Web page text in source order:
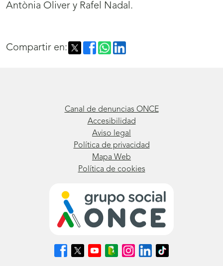
Antònia Oliver y Rafel Nadal.
Compartir en:
Canal de denuncias ONCE
Accesibilidad
Aviso legal
Política de privacidad
Mapa Web
Política de cookies
Síguenos
en
Síguenos
en
Síguenos
en
Síguenos
en
Síguenos
en
Síguenos
en
Síguenos
en